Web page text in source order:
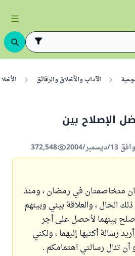
الآداب والأخلاق والرقائق
الإصلاح بين
372,548
متخاصمتان في رمضان ، ومنذ
الحال ، والعلاقة بيني وبينهم
بينهما لأحصل على أجر
رسالة أكتبها إليهما ، ولكني
تنال رسالتي اهتمامكم .